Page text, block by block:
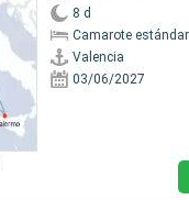
8 d
Camarote estándar
Valencia
03/06/2027